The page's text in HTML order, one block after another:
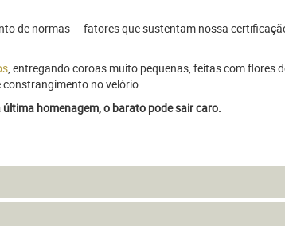
de normas — fatores que sustentam nossa
, entregando coroas muito pequenas, feitas com flores
no velório.
homenagem, o barato pode sair caro.